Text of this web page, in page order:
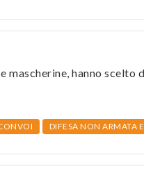
hanno
DIFESA NON ARMATA